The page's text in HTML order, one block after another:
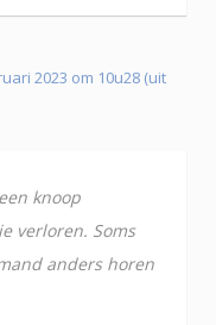
2023 om 10u28 (uit
knoop
verloren. Soms
anders horen